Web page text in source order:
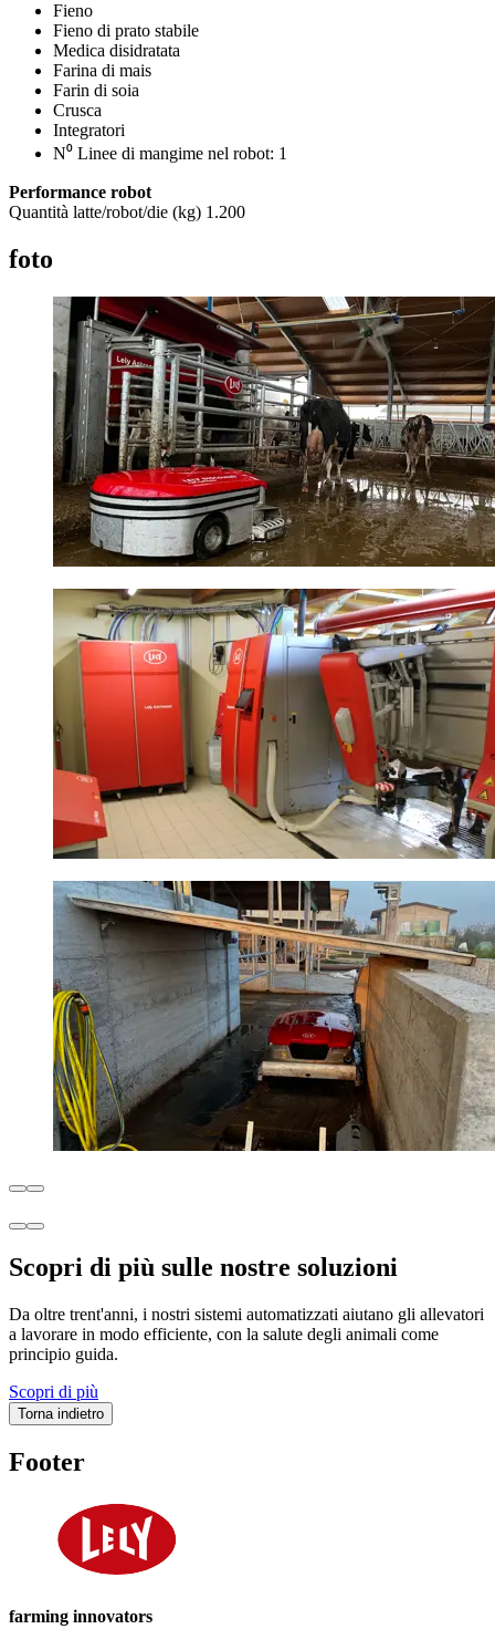
Fieno
Fieno di prato stabile
Medica disidratata
Farina di mais
Farin di soia
Crusca
Integratori
N⁰ Linee di mangime nel robot: 1
Performance robot
Quantità latte/robot/die (kg) 1.200
foto
Scopri di più sulle nostre soluzioni
Da oltre trent'anni, i nostri sistemi automatizzati aiutano gli allevatori
a lavorare in modo efficiente, con la salute degli animali come
principio guida.
Scopri di più
Torna indietro
Footer
farming innovators